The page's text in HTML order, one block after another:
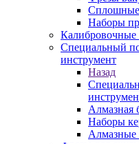
Наборы
Специальный
инструмент
Назад
Алмазная
Наборы